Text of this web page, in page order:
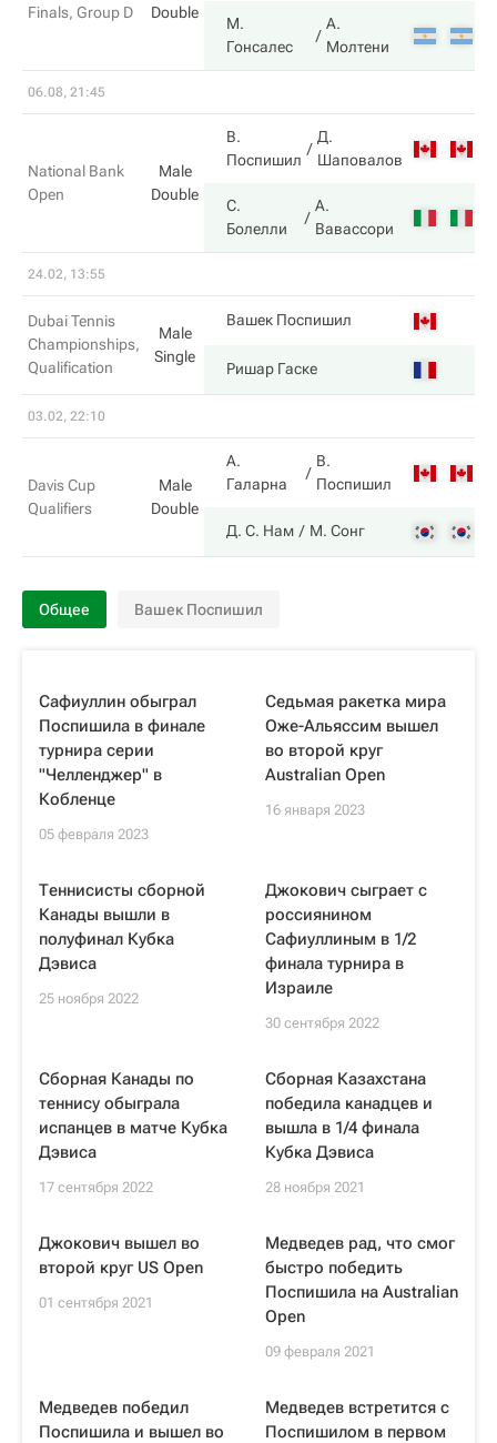
Finals, Group D Double
М.
Гонсалес
А.
Молтени
06.08, 21:45
National Bank
Open
Male
Double
В.
Поспишил
Д.
Шаповалов
С.
Болелли
А.
Вавассори
24.02, 13:55
Dubai Tennis
Championships,
Qualification
Male
Single
Вашек Поспишил
Ришар Гаске
03.02, 22:10
Davis Cup
Qualifiers
Male
Double
А.
Галарна
В.
Поспишил
Д. С. Нам М. Сонг
Общее Вашек Поспишил
Сафиуллин обыграл
Поспишила в финале
турнира серии
"Челленджер" в
Кобленце
05 февраля 2023
Седьмая ракетка мира
Оже-Альяссим вышел
во второй круг
Australian Open
16 января 2023
Теннисисты сборной
Канады вышли в
полуфинал Кубка
Дэвиса
25 ноября 2022
Джокович сыграет с
россиянином
Сафиуллиным в 1/2
финала турнира в
Израиле
30 сентября 2022
Сборная Канады по
теннису обыграла
испанцев в матче Кубка
Дэвиса
17 сентября 2022
Сборная Казахстана
победила канадцев и
вышла в 1/4 финала
Кубка Дэвиса
28 ноября 2021
Джокович вышел во
второй круг US Open
01 сентября 2021
Медведев рад, что смог
быстро победить
Поспишила на Australian
Open
09 февраля 2021
Медведев победил
Поспишила и вышел во
Медведев встретится с
Поспишилом в первом